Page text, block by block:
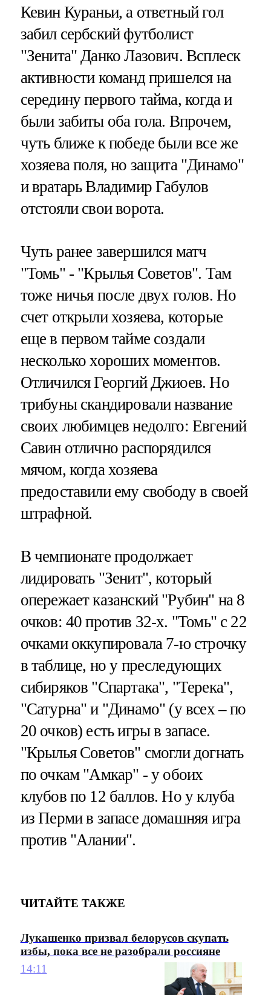
Кевин Кураньи, а ответный гол
забил сербский футболист
"Зенита" Данко Лазович. Всплеск
активности команд пришелся на
середину первого тайма, когда и
были забиты оба гола. Впрочем,
чуть ближе к победе были все же
хозяева поля, но защита "Динамо"
и вратарь Владимир Габулов
отстояли свои ворота.
Чуть ранее завершился матч
"Томь" - "Крылья Советов". Там
тоже ничья после двух голов. Но
счет открыли хозяева, которые
еще в первом тайме создали
несколько хороших моментов.
Отличился Георгий Джиоев. Но
трибуны скандировали название
своих любимцев недолго: Евгений
Савин отлично распорядился
мячом, когда хозяева
предоставили ему свободу в своей
штрафной.
В чемпионате продолжает
лидировать "Зенит", который
опережает казанский "Рубин" на 8
очков: 40 против 32-х. "Томь" с 22
очками оккупировала 7-ю строчку
в таблице, но у преследующих
сибиряков "Спартака", "Терека",
"Сатурна" и "Динамо" (у всех – по
20 очков) есть игры в запасе.
"Крылья Советов" смогли догнать
по очкам "Амкар" - у обоих
клубов по 12 баллов. Но у клуба
из Перми в запасе домашняя игра
против "Алании".
ЧИТАЙТЕ ТАКЖЕ
Лукашенко призвал белорусов скупать
избы, пока все не разобрали россияне
14:11